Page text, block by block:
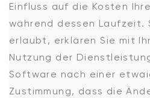
Einfluss auf die Kosten
während dessen Laufzeit.
erlaubt, erklären Sie mit
Nutzung der
Software nach einer
Zustimmung, dass die